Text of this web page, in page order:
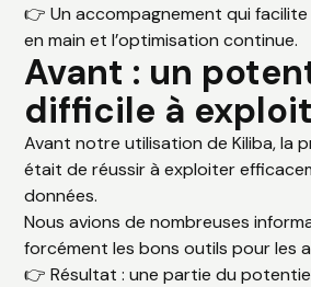
👉 Un accompagnement qui
en main et l’optimisation continue.
Avant : un
difficile à
Avant notre utilisation de Kiliba, la
était de réussir à exploiter
données.
Nous avions de nombreuses
forcément les bons outils pour les
👉 Résultat : une partie du